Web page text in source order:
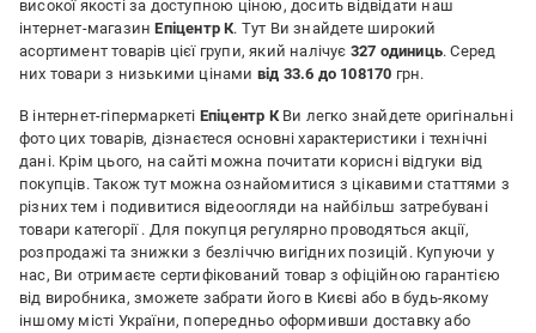
високої якості за доступною ціною, досить відвідати наш
інтернет-магазинЕпіцентр К. Тут Ви знайдете широкий
асортимент товарів цієї групи, який налічує 327 одиниць. Серед
них товари з низькими цінами від 33.6 до 108170 грн.
В інтернет-гіпермаркеті Епіцентр КВи легко знайдете оригінальні
фото цих товарів, дізнаєтеся основні характеристики і технічні
дані. Крім цього, на сайті можна почитати корисні відгуки від
покупців. Також тут можна ознайомитися з цікавими статтями з
різних тем і подивитися відеоогляди на найбільш затребувані
товари категорії . Для покупця регулярно проводяться акції,
розпродажі та знижки з безліччю вигідних позицій. Купуючи у
нас, Ви отримаєте сертифікований товар з офіційною гарантією
від виробника, зможете забрати його в Києві або в будь-якому
іншому місті України, попередньо оформивши доставку або